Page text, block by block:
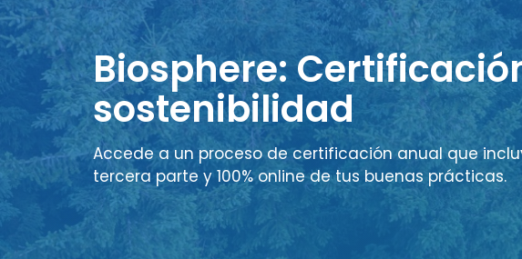
Biosphere:
sostenibilidad
Accede a un proceso de certificación anual que
tercera parte y 100% online de tus buenas prácticas.